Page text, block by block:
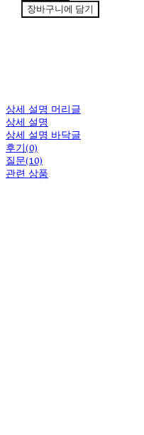
장바구니에 담기
상세 설명 머리글
상세 설명
상세 설명 바닥글
후기(0)
질문(10)
관련 상품